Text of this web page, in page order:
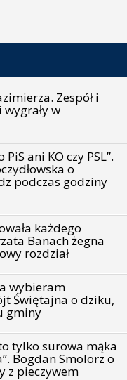
Zespół i
wygrały w
ani KO czy PSL”.
o
podczas godziny
każdego
Banach żegna
rozdział
wybieram
Świętajna o dziku,
gminy
tylko surowa mąka
Bogdan Smolorz o
z pieczywem